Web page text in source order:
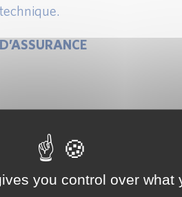
DE PRIMES NON-VIE
you control over what